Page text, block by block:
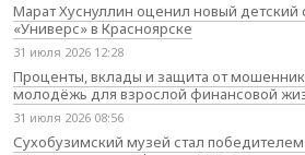
Марат Хуснуллин оценил новый
«Универс» в Красноярске
31 июля 2026 12:28
Проценты, вклады и защита от
молодёжь для взрослой финансовой
31 июля 2026 08:56
Сухобузимский музей стал